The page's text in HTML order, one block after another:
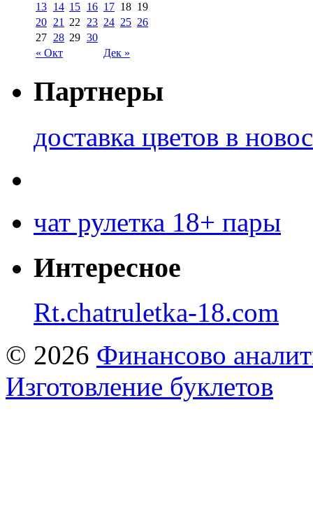
« Окт Дек »
13 14 15 16 17 18 19
20 21 22 23 24 25 26
27 28 29 30
Партнеры
доставка цветов в
чат рулетка 18+ пары
Интересное
Rt.chatruletka-18.com
© 2026 Финансово
Изготовление буклетов